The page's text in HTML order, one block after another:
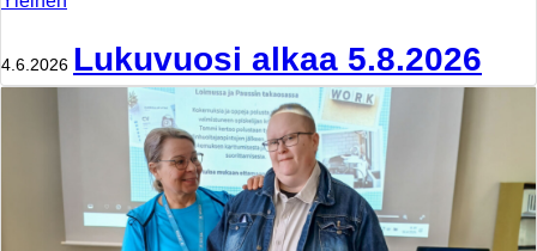
4.6.2026 Lukuvuosi alkaa 5.8.2026